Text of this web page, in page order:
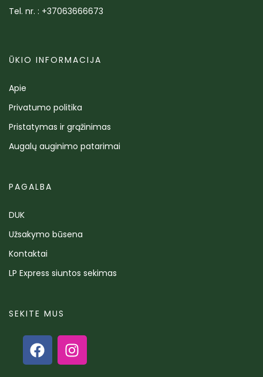
Tel. nr. : +37063666673
ŪKIO INFORMACIJA
Apie
Privatumo politika
Pristatymas ir grąžinimas
Augalų auginimo patarimai
PAGALBA
DUK
Užsakymo būsena
Kontaktai
LP Express siuntos sekimas
SEKITE MUS